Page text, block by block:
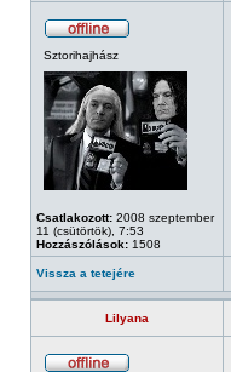
Sztorihajhász
Csatlakozott: 2008 szeptember
11 (csütörtök), 7:53
Hozzászólások: 1508
Vissza a tetejére
Lilyana